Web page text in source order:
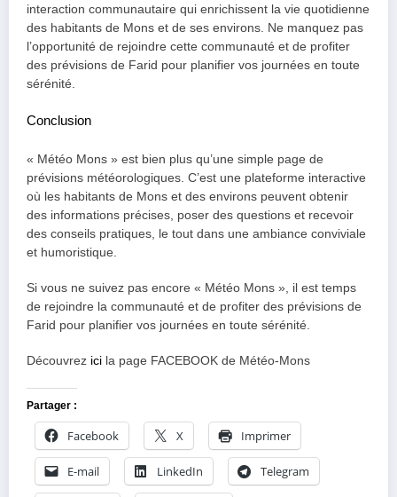
interaction communautaire qui enrichissent la vie quotidienne
des habitants de Mons et de ses environs. Ne manquez pas
l’opportunité de rejoindre cette communauté et de profiter
des prévisions de Farid pour planifier vos journées en toute
sérénité.
Conclusion
« Météo Mons » est bien plus qu’une simple page de
prévisions météorologiques. C’est une plateforme interactive
où les habitants de Mons et des environs peuvent obtenir
des informations précises, poser des questions et recevoir
des conseils pratiques, le tout dans une ambiance conviviale
et humoristique.
Si vous ne suivez pas encore « Météo Mons », il est temps
de rejoindre la communauté et de profiter des prévisions de
Farid pour planifier vos journées en toute sérénité.
Découvrez ici la page FACEBOOK de Météo-Mons
Partager :
Facebook X Imprimer
E-mail LinkedIn Telegram